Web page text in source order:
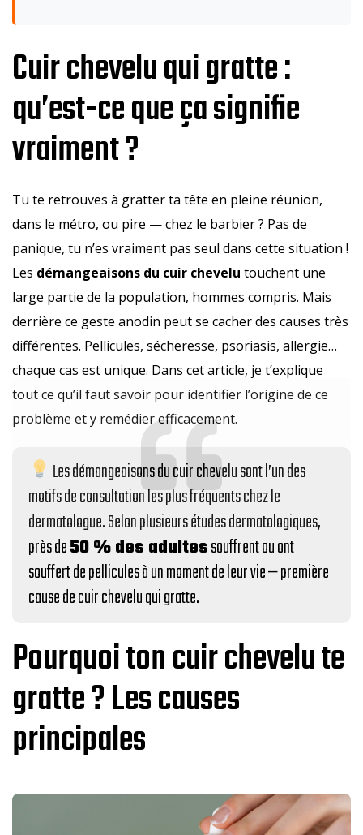
Cuir chevelu qui gratte :
qu’est-ce que ça signifie
vraiment ?
Tu te retrouves à gratter ta tête en pleine réunion,
dans le métro, ou pire — chez le barbier ? Pas de
panique, tu n’es vraiment pas seul dans cette situation !
Les démangeaisons du cuir chevelu touchent une
large partie de la population, hommes compris. Mais
derrière ce geste anodin peut se cacher des causes très
différentes. Pellicules, sécheresse, psoriasis, allergie…
chaque cas est unique. Dans cet article, je t’explique
tout ce qu’il faut savoir pour identifier l’origine de ce
problème et y remédier efficacement.
Les démangeaisons du cuir chevelu sont l’un des
motifs de consultation les plus fréquents chez le
dermatologue. Selon plusieurs études dermatologiques,
près de50 % des adultessouffrent ou ont
souffert de pellicules à un moment de leur vie — première
cause de cuir chevelu qui gratte.
Pourquoi ton cuir chevelu te
gratte ? Les causes
principales